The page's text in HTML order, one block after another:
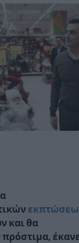
και θα
πρόστιμα,